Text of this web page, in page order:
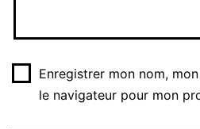
Enregistrer mon nom,
le navigateur pour mon